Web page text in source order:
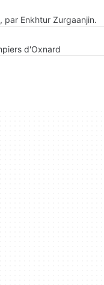
par Enkhtur Zurgaanjin.
d'Oxnard